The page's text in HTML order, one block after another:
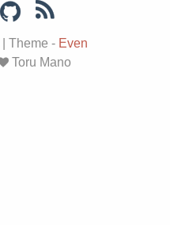
Theme - Even
Toru Mano